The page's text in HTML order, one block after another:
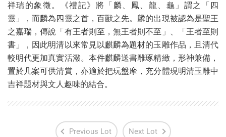
祥瑞的象徵。《禮記》將「麟、鳳、龍、龜」謂之「四
靈」，而麟為四靈之首，百獸之先。麟的出現被認為是聖王
之嘉瑞，傳說「有王者則至，無王者則不至」、「王者至則
書」，因此明清以來常見以麒麟為題材的玉雕作品，且清代
較明代更加真實活潑。本件麒麟送書雕琢精緻，形神兼備，
置於几案可供清賞，亦適於把玩盤摩，充分體現明清玉雕中
吉祥題材與文人趣味的結合。
Previous Lot Next Lot